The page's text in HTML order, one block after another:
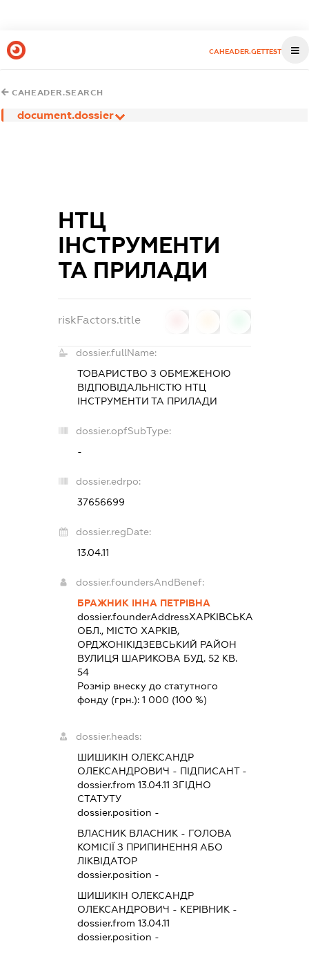
CAHEADER.GETTEST
CAHEADER.SEARCH
document.dossier
НТЦ
ІНСТРУМЕНТИ
ТА ПРИЛАДИ
riskFactors.title
dossier.fullName:
ТОВАРИСТВО З ОБМЕЖЕНОЮ
ВІДПОВІДАЛЬНІСТЮ НТЦ
ІНСТРУМЕНТИ ТА ПРИЛАДИ
dossier.opfSubType:
-
dossier.edrpo:
37656699
dossier.regDate:
13.04.11
dossier.foundersAndBenef:
БРАЖНИК ІННА ПЕТРІВНА
dossier.founderAddressХАРКІВСЬКА
ОБЛ., МІСТО ХАРКІВ,
ОРДЖОНІКІДЗЕВСЬКИЙ РАЙОН
ВУЛИЦЯ ШАРИКОВА БУД. 52 КВ.
54
Розмір внеску до статутного
фонду (грн.):1 000 (100 %)
dossier.heads:
ШИШИКІН ОЛЕКСАНДР
ОЛЕКСАНДРОВИЧ - ПІДПИСАНТ-
dossier.from 13.04.11 ЗГІДНО
СТАТУТУ
dossier.position -
ВЛАСНИК ВЛАСНИК - ГОЛОВА
КОМІСІЇ З ПРИПИНЕННЯ АБО
ЛІКВІДАТОР
dossier.position -
ШИШИКІН ОЛЕКСАНДР
ОЛЕКСАНДРОВИЧ - КЕРІВНИК -
dossier.from 13.04.11
dossier.position -